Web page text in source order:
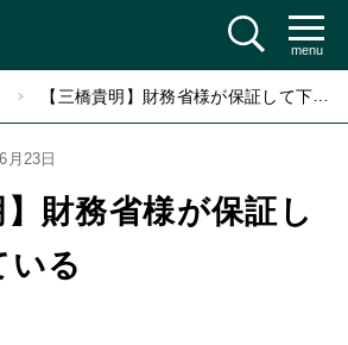
menu
【三橋貴明】財務省様が保証して下さっている
月23日
】財務省様が保証し
いる